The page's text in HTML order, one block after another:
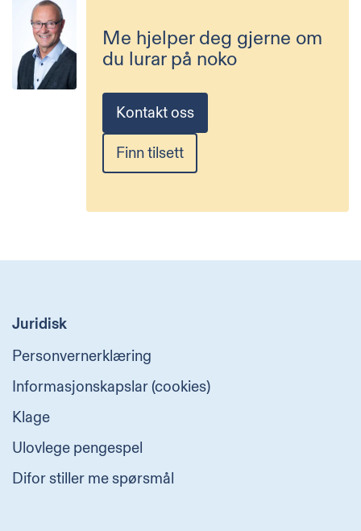
Me hjelper deg gjerne om
du lurar på noko
Kontakt oss
Finn tilsett
Juridisk
Personvernerklæring
Informasjonskapslar (cookies)
Klage
Ulovlege pengespel
Difor stiller me spørsmål